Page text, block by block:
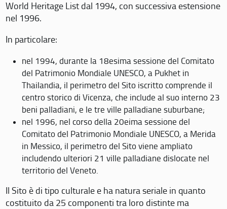
World Heritage List dal 1994, con successiva estensione
nel 1996.
In particolare:
nel 1994, durante la 18esima sessione del Comitato
del Patrimonio Mondiale UNESCO, a Pukhet in
Thailandia, il perimetro del Sito iscritto comprende il
centro storico di Vicenza, che include al suo interno 23
beni palladiani, e le tre ville palladiane suburbane;
nel 1996, nel corso della 20eima sessione del
Comitato del Patrimonio Mondiale UNESCO, a Merida
in Messico, il perimetro del Sito viene ampliato
includendo ulteriori 21 ville palladiane dislocate nel
territorio del Veneto.
Il Sito è di tipo culturale e ha natura seriale in quanto
costituito da 25 componenti tra loro distinte ma